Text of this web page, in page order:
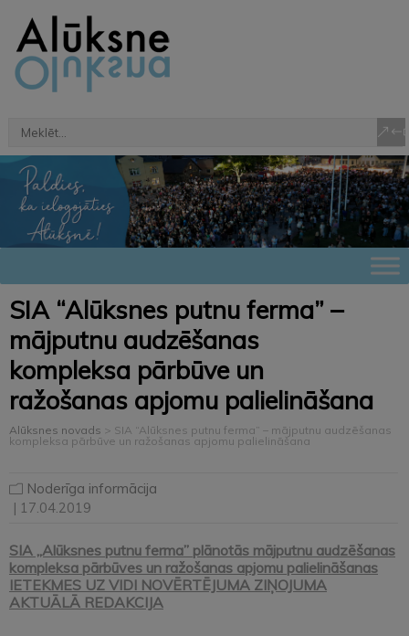
SIA “Alūksnes putnu ferma” –
mājputnu audzēšanas
kompleksa pārbūve un
ražošanas apjomu palielināšana
Alūksnes novads > SIA “Alūksnes putnu ferma” – mājputnu audzēšanas
kompleksa pārbūve un ražošanas apjomu palielināšana
Noderīga informācija
| 17.04.2019
SIA „Alūksnes putnu ferma” plānotās mājputnu audzēšanas
kompleksa pārbūves un ražošanas apjomu palielināšanas
IETEKMES UZ VIDI NOVĒRTĒJUMA ZIŅOJUMA
AKTUĀLĀ REDAKCIJA